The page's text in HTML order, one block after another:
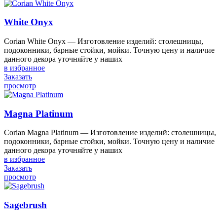
White Onyx
Corian White Onyx — Изготовление изделий: столешницы,
подоконники, барные стойки, мойки. Точную цену и наличие
данного декора уточняйте у наших
в избранное
Заказать
просмотр
Magna Platinum
Corian Magna Platinum — Изготовление изделий: столешницы,
подоконники, барные стойки, мойки. Точную цену и наличие
данного декора уточняйте у наших
в избранное
Заказать
просмотр
Sagebrush